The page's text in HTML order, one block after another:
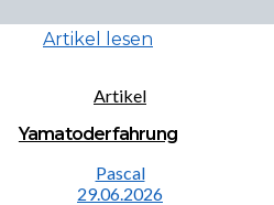
Artikel lesen
Artikel
Yamatoderfahrung
Pascal
29.06.2026